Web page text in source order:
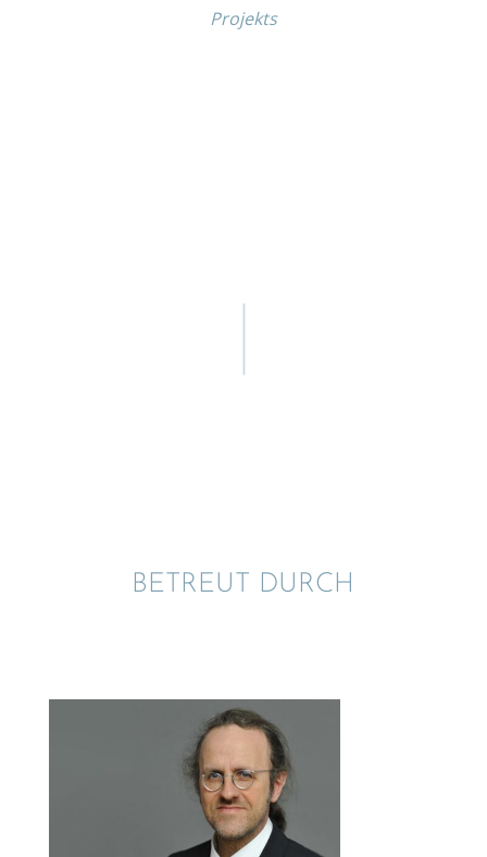
Projekts
BETREUT DURCH